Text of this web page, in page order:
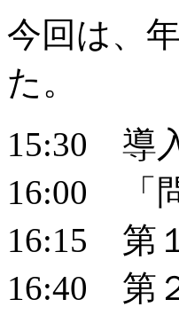
今回は、
た。
15:30 導
16:00 「
16:15 第
16:40 第